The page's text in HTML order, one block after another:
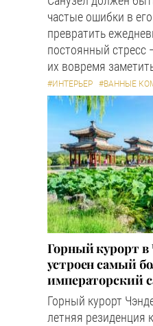
частые ошибки в
превратить
постоянный стресс
их вовремя
#ИНТЕРЬЕР #ВАННЫЕ
Горный курорт в
устроен самый
императорский
Горный курорт
летняя резиденция